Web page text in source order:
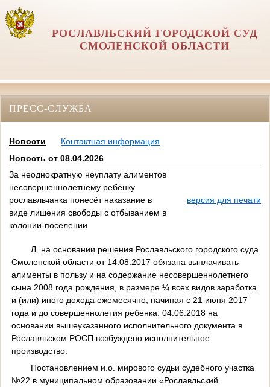
РОСЛАВЛЬСКИЙ ГОРОДСКОЙ СУД
СМОЛЕНСКОЙ ОБЛАСТИ
ПРЕСС-СЛУЖБА
Новости
Контактная информация
Новость от 08.04.2026
За неоднократную неуплату алиментов
несовершеннолетнему ребёнку
рославльчанка понесёт наказание в
виде лишения свободы с отбыванием в
колонии-поселении
версия для печати
Л. на основании решения Рославльского городского суда
Смоленской области от 14.08.2017 обязана выплачивать
алименты в пользу и на содержание несовершеннолетнего
сына 2008 года рождения, в размере ¼ всех видов заработка
и (или) иного дохода ежемесячно, начиная с 21 июня 2017
года и до совершеннолетия ребенка. 04.06.2018 на
основании вышеуказанного исполнительного документа в
Рославльском РОСП возбуждено исполнительное
производство.
Постановлением и.о. мирового судьи судебного участка
№22 в муниципальном образовании «Рославльский